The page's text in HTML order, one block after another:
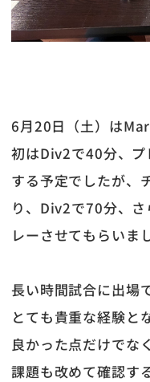
6月20日（土）は
初はDiv2で40分、プ
する予定でしたが、
り、Div2で70分、
レーさせてもらいま
長い時間試合に出場
とても貴重な経験と
良かった点だけでな
課題も改めて確認す